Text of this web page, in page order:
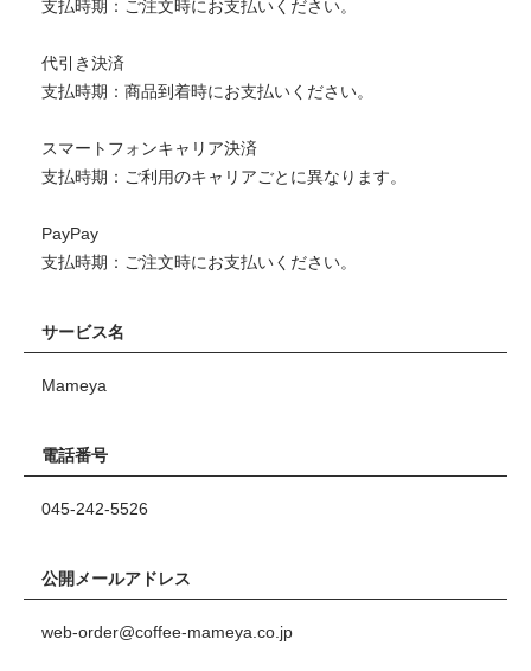
支払時期：ご注文時にお支払いください。
代引き決済
支払時期：商品到着時にお支払いください。
スマートフォンキャリア決済
支払時期：ご利用のキャリアごとに異なります。
PayPay
支払時期：ご注文時にお支払いください。
サービス名
Mameya
電話番号
045-242-5526
公開メールアドレス
web-order@coffee-mameya.co.jp